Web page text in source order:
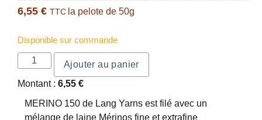
6,55 € TTC la pelote de 50g
Disponible sur commande
Ajouter au panier
Montant : 6,55 €
MERINO 150 de Lang Yarns est filé avec un
mélange de laine Mérinos fine et extrafine